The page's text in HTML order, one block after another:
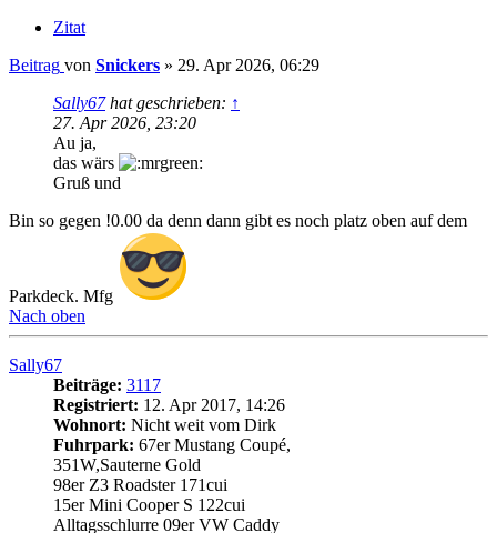
Zitat
Beitrag von Snickers » 29. Apr 2026, 06:29
Sally67hat geschrieben: ↑
27. Apr 2026, 23:20
Au ja,
das wärs
Gruß und
Bin so gegen !0.00 da denn dann gibt es noch platz oben auf dem
Parkdeck. Mfg
Nach oben
Sally67
Beiträge: 3117
Registriert: 12. Apr 2017, 14:26
Wohnort: Nicht weit vom Dirk
Fuhrpark: 67er Mustang Coupé,
351W,Sauterne Gold
98er Z3 Roadster 171cui
15er Mini Cooper S 122cui
Alltagsschlurre 09er VW Caddy